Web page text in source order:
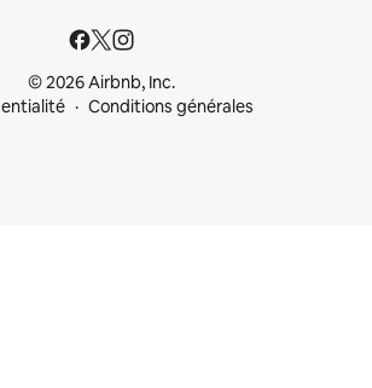
© 2026 Airbnb, Inc.
Conditions générales